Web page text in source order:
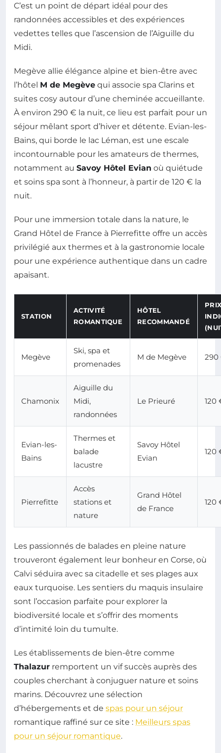
C’est un point de départ idéal pour des
randonnées accessibles et des expériences
vedettes telles que l’ascension de l’Aiguille du
Midi.
Megève allie élégance alpine et bien-être avec
l’hôtel M de Megève qui associe spa Clarins et
suites cosy autour d’une cheminée accueillante.
À environ 290 € la nuit, ce lieu est parfait pour un
séjour mêlant sport d’hiver et détente. Evian-les-
Bains, qui borde le lac Léman, est une escale
incontournable pour les amateurs de thermes,
notamment au Savoy Hôtel Evian où quiétude
et soins spa sont à l’honneur, à partir de 120 € la
nuit.
Pour une immersion totale dans la nature, le
Grand Hôtel de France à Pierrefitte offre un accès
privilégié aux thermes et à la gastronomie locale
pour une expérience authentique dans un cadre
apaisant.
STATION
ACTIVITÉ
ROMANTIQUE
HÔTEL
RECOMMANDÉ
Megève
Ski, spa et
promenades
M de Megève 290
Chamonix
Aiguille du
Midi,
randonnées
Le Prieuré 120
Evian-les-
Bains
Thermes et
balade
lacustre
Savoy Hôtel
Evian
120
Pierrefitte
Accès
stations et
nature
Grand Hôtel
de France
120
Les passionnés de balades en pleine nature
trouveront également leur bonheur en Corse, où
Calvi séduira avec sa citadelle et ses plages aux
eaux turquoise. Les sentiers du maquis insulaire
sont l’occasion parfaite pour explorer la
biodiversité locale et s’offrir des moments
d’intimité loin du tumulte.
Les établissements de bien-être comme
Thalazur remportent un vif succès auprès des
couples cherchant à conjuguer nature et soins
marins. Découvrez une sélection
d’hébergements et de spas pour un séjour
romantique raffiné sur ce site : Meilleurs spas
pour un séjour romantique.